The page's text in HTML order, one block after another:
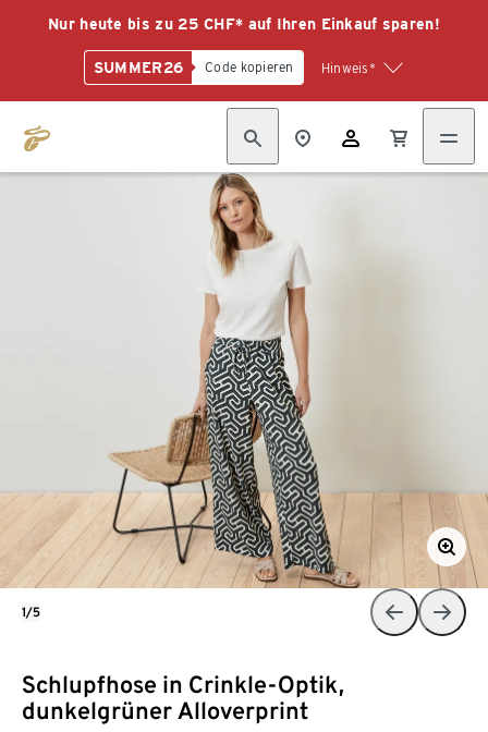
Nur heute bis zu 25 CHF* auf Ihren Einkauf sparen!
SUMMER26 Code kopieren Hinweis*
Schlupfhose in Crinkle-Optik,
dunkelgrüner Alloverprint
1/5